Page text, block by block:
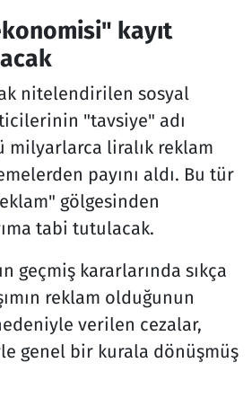
kayıt
nitelendirilen sosyal
"tavsiye" adı
milyarlarca liralık reklam
payını aldı. Bu tür
gölgesinden
tabi tutulacak.
geçmiş kararlarında sıkça
reklam olduğunun
verilen cezalar,
genel bir kurala dönüşmüş